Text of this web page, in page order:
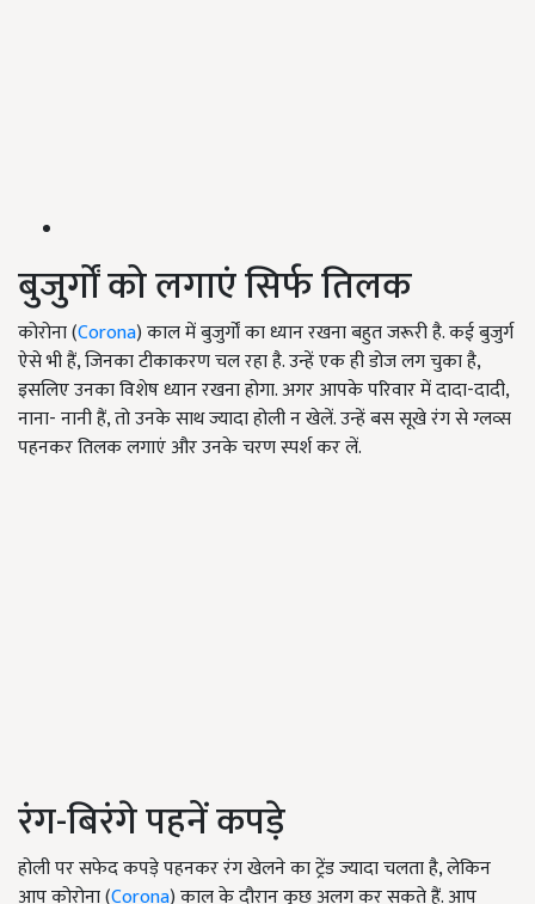
बुजुर्गों को लगाएं सिर्फ तिलक
कोरोना (Corona) काल में बुजुर्गों का ध्यान रखना बहुत जरूरी है. कई बुजुर्ग
ऐसे भी हैं, जिनका टीकाकरण चल रहा है. उन्हें एक ही डोज लग चुका है,
इसलिए उनका विशेष ध्यान रखना होगा. अगर आपके परिवार में दादा-दादी,
नाना- नानी हैं, तो उनके साथ ज्यादा होली न खेलें. उन्हें बस सूखे रंग से ग्लव्स
पहनकर तिलक लगाएं और उनके चरण स्पर्श कर लें.
रंग-बिरंगे पहनें कपड़े
होली पर सफेद कपड़े पहनकर रंग खेलने का ट्रेंड ज्यादा चलता है, लेकिन